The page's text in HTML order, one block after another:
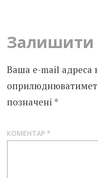
Залишити
Ваша e-mail адреса
позначені *
КОМЕНТАР *